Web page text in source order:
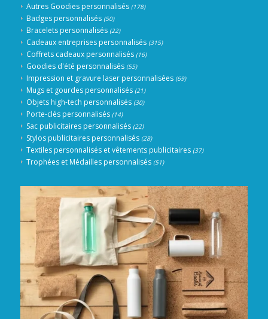
Autres Goodies personnalisés (178)
Badges personnalisés (50)
Bracelets personnalisés (22)
Cadeaux entreprises personnalisés (315)
Coffrets cadeaux personnalisés (16)
Goodies d'été personnalisés (55)
Impression et gravure laser personnalisées (69)
Mugs et gourdes personnalisés (21)
Objets high-tech personnalisés (30)
Porte-clés personnalisés (14)
Sac publicitaires personnalisés (22)
Stylos publicitaires personnalisés (28)
Textiles personnalisés et vêtements publicitaires (37)
Trophées et Médailles personnalisés (51)